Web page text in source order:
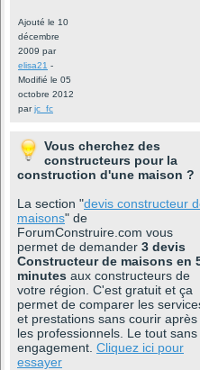
Ajouté le 10
décembre
2009 par
elisa21 -
Modifié le 05
octobre 2012
parjc_fc
Vous cherchez des
constructeurs pour la
construction d'une maison ?
La section "devis constructeur
maisons" de
ForumConstruire.com vous
permet de demander 3 devis
Constructeur de maisons en
minutes aux constructeurs de
votre région. C'est gratuit et ça
permet de comparer les
et prestations sans courir après
les professionnels. Le tout sans
engagement. Cliquez ici pour
essayer